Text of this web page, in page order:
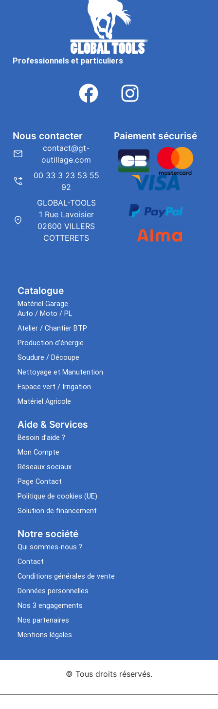
Professionnels et particuliers
Catalogue
Matériel Garage
Auto / Moto / PL
Atelier / Chantier BTP
Production d’énergie
Soudure / Découpe
Nettoyage et Manutention
Espace vert / Irrigation
Matériel Agricole
Aide & Services​
Besoin d’aide ?
Mon Compte
Réseaux sociaux
Page Contact
Politique de cookies (UE)
Solution de financement
Notre société
Qui sommes-nous ?
Contact
Conditions générales de vente
Données personnelles
Nos 3 engagements
Nos partenaires
Mentions légales
Paiement sécurisé
Nous contacter
contact@gt-
outillage.com
00 33 3 23 53 55
92
GLOBAL-TOOLS
1 Rue Lavoisier
02600 VILLERS
COTTERETS
© Tous droits réservés.